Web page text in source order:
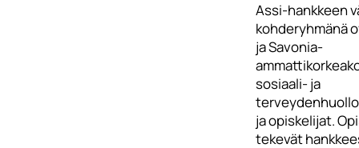
Assi-hankkeen
kohderyhmänä
ja Savonia-
sosiaali- ja
ja opiskelijat.
tekevät